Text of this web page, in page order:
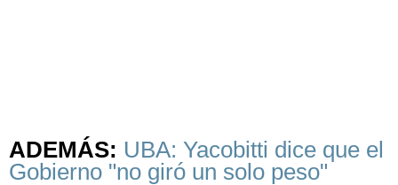
ADEMÁS: UBA: Yacobitti dice que el
Gobierno "no giró un solo peso"